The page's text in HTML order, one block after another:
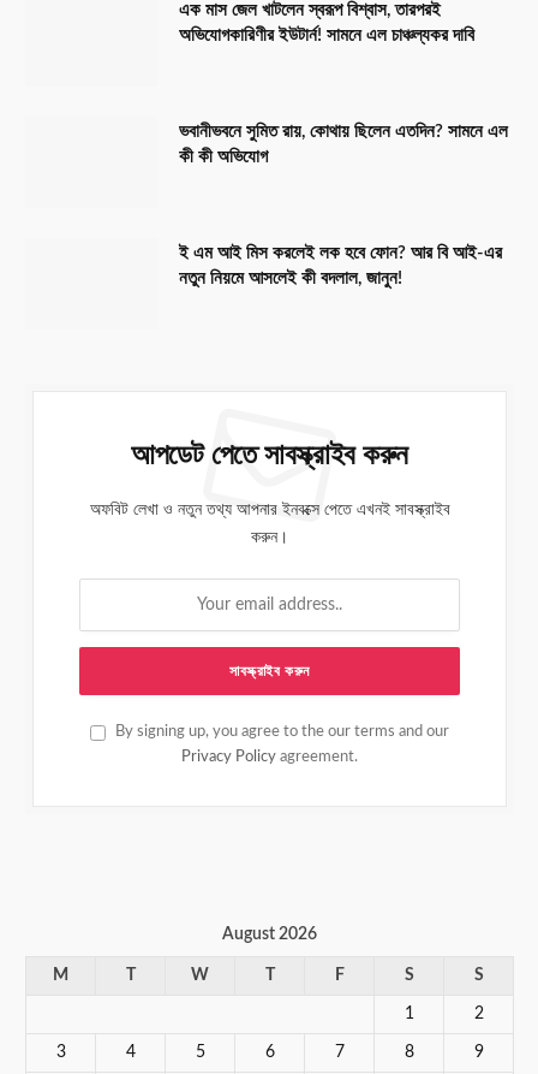
এক মাস জেল খাটলেন স্বরূপ বিশ্বাস, তারপরই
অভিযোগকারিণীর ইউটার্ন! সামনে এল চাঞ্চল্যকর দাবি
ভবানীভবনে সুমিত রায়, কোথায় ছিলেন এতদিন? সামনে এল
কী কী অভিযোগ
ই এম আই মিস করলেই লক হবে ফোন? আর বি আই-এর
নতুন নিয়মে আসলেই কী বদলাল, জানুন!
আপডেট পেতে সাবস্ক্রাইব করুন
অফবিট লেখা ও নতুন তথ্য আপনার ইনবক্সে পেতে এখনই সাবস্ক্রাইব
করুন।
By signing up, you agree to the our terms and our
Privacy Policy agreement.
August 2026
M W F S S
1 2
3 4 5 6 7 8 9